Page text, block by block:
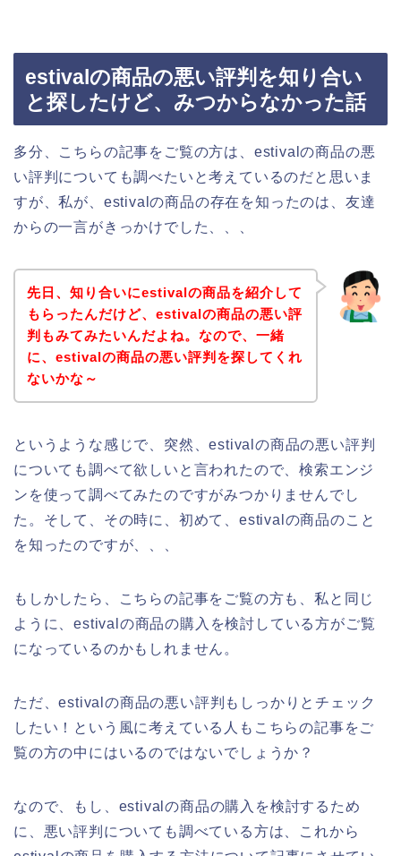
estivalの商品の悪い評判を知り合い
と探したけど、みつからなかった話
多分、こちらの記事をご覧の方は、estivalの商品の悪
い評判についても調べたいと考えているのだと思いま
すが、私が、estivalの商品の存在を知ったのは、友達
からの一言がきっかけでした、、、
先日、知り合いにestivalの商品を紹介して
もらったんだけど、estivalの商品の悪い評
判もみてみたいんだよね。なので、一緒
に、estivalの商品の悪い評判を探してくれ
ないかな～
というような感じで、突然、estivalの商品の悪い評判
についても調べて欲しいと言われたので、検索エンジ
ンを使って調べてみたのですがみつかりませんでし
た。そして、その時に、初めて、estivalの商品のこと
を知ったのですが、、、
もしかしたら、こちらの記事をご覧の方も、私と同じ
ように、estivalの商品の購入を検討している方がご覧
になっているのかもしれません。
ただ、estivalの商品の悪い評判もしっかりとチェック
したい！という風に考えている人もこちらの記事をご
覧の方の中にはいるのではないでしょうか？
なので、もし、estivalの商品の購入を検討するため
に、悪い評判についても調べている方は、これから